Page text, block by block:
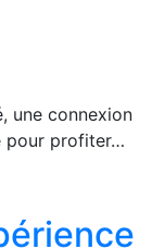
une connexion
pour profiter…